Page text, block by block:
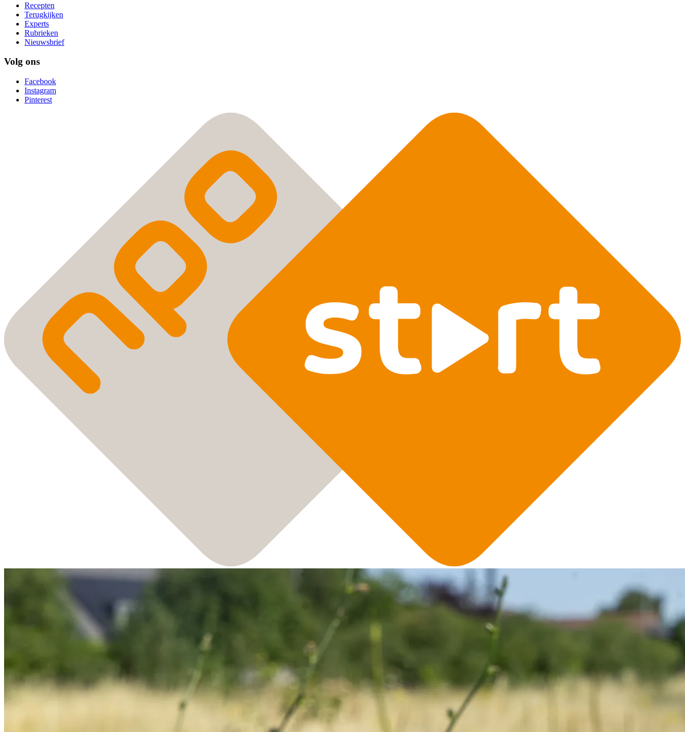
Recepten
Terugkijken
Experts
Rubrieken
Nieuwsbrief
Volg ons
Facebook
Instagram
Pinterest